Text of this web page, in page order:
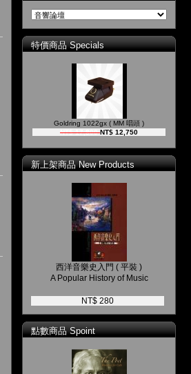
特價商品 Specials
Goldring 1022gx ( MM 唱頭 )
NT$ 17,800NT$ 12,750
新上架商品 New Products
西洋音樂史入門 ( 平裝 )
A Popular History of Music
NT$ 280
點數商品 Spoint